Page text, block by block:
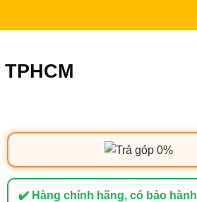
✔️ Hàng chính hãng, có bảo hành